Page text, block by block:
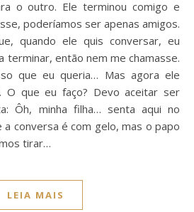
o outro. Ele terminou comigo e
poderíamos ser apenas amigos.
quando ele quis conversar, eu
terminar, então nem me chamasse.
que eu queria… Mas agora ele
O que eu faço? Devo aceitar ser
Ôh, minha filha… senta aqui no
a conversa é com gelo, mas o papo
tirar…
LEIA MAIS